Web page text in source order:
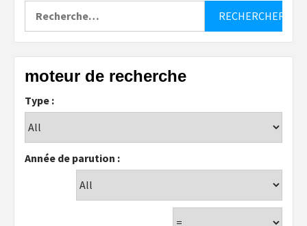
moteur de recherche
Type :
Année de parution :